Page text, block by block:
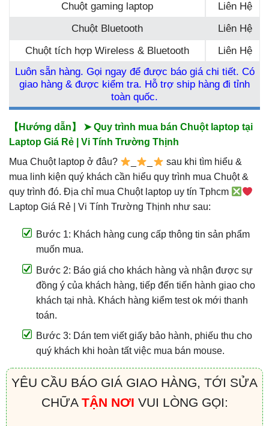
Chuột gaming laptop
Liên Hệ
Chuột Bluetooth
Liên Hệ
Chuột tích hợp Wireless & Bluetooth
Liên Hệ
Luôn sẵn hàng. Gọi ngay để được báo giá chi tiết. Có
giao hàng & được kiểm tra. Hỗ trợ ship hàng đi tỉnh
toàn quốc.
【Hướng dẫn】 ➤ Quy trình mua bán Chuột laptop tại
Laptop Giá Rẻ | Vi Tính Trường Thịnh
Mua Chuột laptop ở đâu?
sau khi tìm hiểu &
mua linh kiện quý khách cần hiểu quy trình mua Chuột &
quy trình đó. Địa chỉ mua Chuột laptop uy tín Tphcm
Laptop Giá Rẻ | Vi Tính Trường Thịnh như sau:
Bước 1: Khách hàng cung cấp thông tin sản phẩm
muốn mua.
Bước 2: Báo giá cho khách hàng và nhận được sự
đồng ý của khách hàng, tiếp đến tiến hành giao cho
khách tại nhà. Khách hàng kiểm test ok mới thanh
toán.
Bước 3: Dán tem viết giấy bảo hành, phiếu thu cho
quý khách khi hoàn tất việc mua bán mouse.
YÊU CẦU BÁO GIÁ GIAO HÀNG, TỚI SỬA
CHỮA TẬN NƠI VUI LÒNG GỌI: